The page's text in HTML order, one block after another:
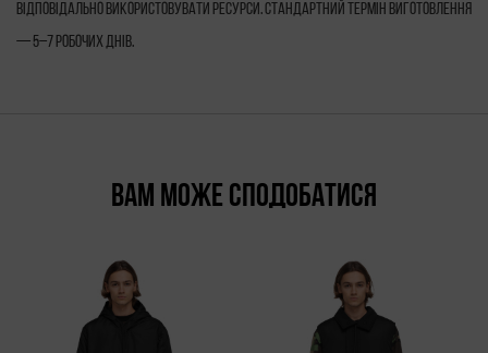
відповідально використовувати ресурси. Стандартний термін виготовлення
— 5–7 робочих днів.
ВАМ МОЖЕ СПОДОБАТИСЯ